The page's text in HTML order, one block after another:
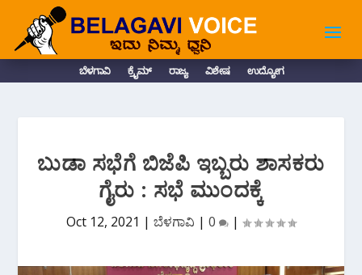
ಬೆಳಗಾವಿ ಕ್ರೈಮ್ ರಾಜ್ಯ ವಿಶೇಷ ಉದ್ಯೋಗ
ಬುಡಾ ಸಭೆಗೆ ಬಿಜೆಪಿ ಇಬ್ಬರು ಶಾಸಕರು
ಗೈರು : ಸಭೆ ಮುಂದಕ್ಕೆ
Oct 12, 2021 | ಬೆಳಗಾವಿ | 0 |